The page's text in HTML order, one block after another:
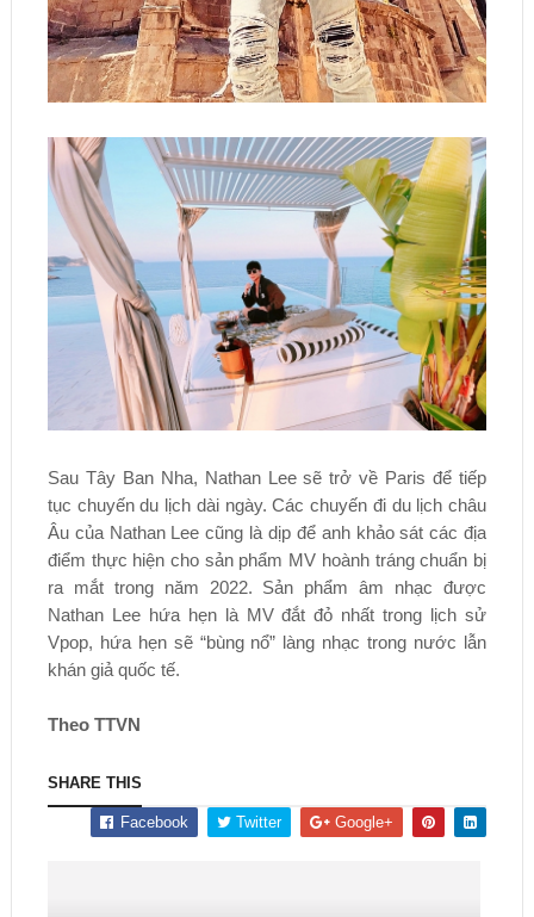
Sau Tây Ban Nha, Nathan Lee sẽ trở về Paris để tiếp
tục chuyến du lịch dài ngày. Các chuyến đi du lịch châu
Âu của Nathan Lee cũng là dịp để anh khảo sát các địa
điểm thực hiện cho sản phẩm MV hoành tráng chuẩn bị
ra mắt trong năm 2022. Sản phẩm âm nhạc được
Nathan Lee hứa hẹn là MV đắt đỏ nhất trong lịch sử
Vpop, hứa hẹn sẽ “bùng nổ” làng nhạc trong nước lẫn
khán giả quốc tế.
Theo TTVN
SHARE THIS
Facebook Twitter Google+